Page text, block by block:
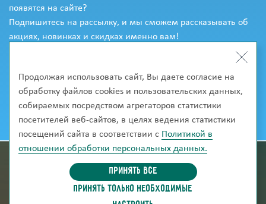
Продолжая использовать сайт, Вы даете согласие на
обработку файлов cookies и пользовательских данных,
собираемых посредством агрегаторов статистики
посетителей веб-сайтов, в целях ведения статистики
посещений сайта в соответствии с Политикой в
отношении обработки персональных данных.
Принять все
ПРИНЯТЬ ТОЛЬКО НЕОБХОДИМЫЕ
появятся на сайте?
Подпишитесь на рассылку, и мы сможем рассказывать об
акциях, новинках и скидках именно вам!
информация для покупателей
скачать каталог